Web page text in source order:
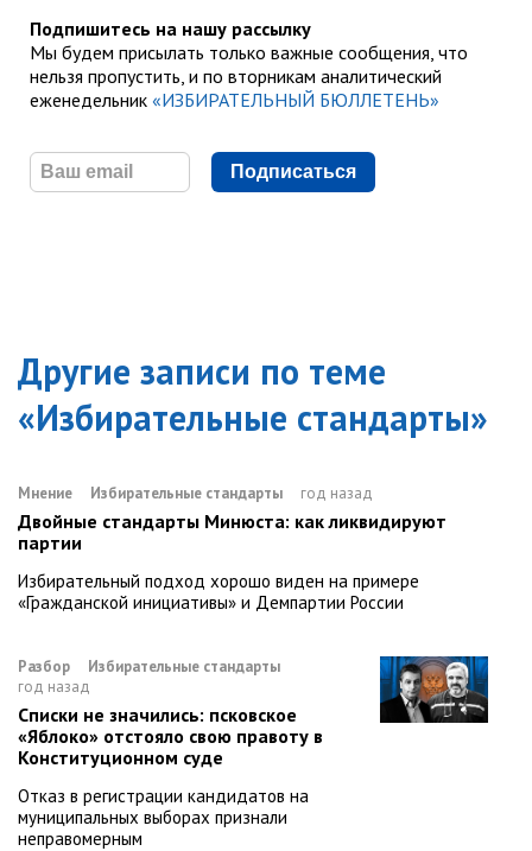
Подпишитесь на нашу рассылку
Мы будем присылать только важные сообщения, что
нельзя пропустить, и по вторникам аналитический
еженедельник «ИЗБИРАТЕЛЬНЫЙ БЮЛЛЕТЕНЬ»
Подписаться
Другие записи по теме
«Избирательные стандарты»
Мнение Избирательные стандарты год назад
Двойные стандарты Минюста: как ликвидируют
партии
Избирательный подход хорошо виден на примере
«Гражданской инициативы» и Демпартии России
Разбор
Избирательные стандарты
год назад
Списки не значились: псковское
«Яблоко» отстояло свою правоту в
Конституционном суде
Отказ в регистрации кандидатов на
муниципальных выборах признали
неправомерным